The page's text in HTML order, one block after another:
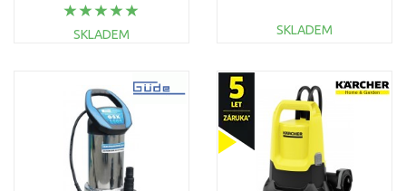
(15000l/h, 10m) 112831
SKLADEM
Porovnat
SKLADEM
Porovnat